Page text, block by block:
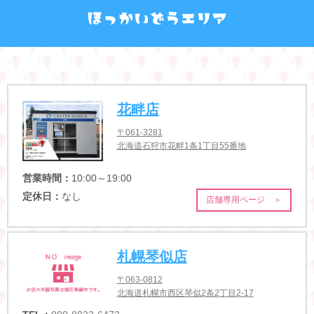
花畔店
〒061-3281
北海道石狩市花畔1条1丁目55番地
営業時間： 10:00～19:00
定休日： なし 店舗専用ページ ＞
札幌琴似店
〒063-0812
北海道札幌市西区琴似2条2丁目2-17